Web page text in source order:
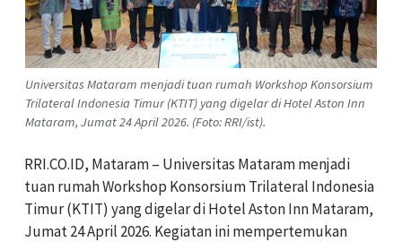
Universitas Mataram menjadi tuan rumah Workshop Konsorsium
Trilateral Indonesia Timur (KTIT) yang digelar di Hotel Aston Inn
Mataram, Jumat 24 April 2026. (Foto: RRI/ist).
RRI.CO.ID, Mataram – Universitas Mataram menjadi
tuan rumah Workshop Konsorsium Trilateral Indonesia
Timur (KTIT) yang digelar di Hotel Aston Inn Mataram,
Jumat 24 April 2026. Kegiatan ini mempertemukan